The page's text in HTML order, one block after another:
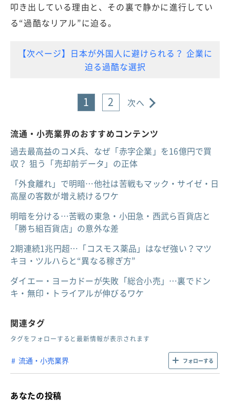
叩き出している理由と、その裏で静かに進行してい
る“過酷なリアル”に迫る。
【次ページ】日本が外国人に避けられる？ 企業に
迫る過酷な選択
1 2 次へ
流通・小売業界のおすすめコンテンツ
過去最高益のコメ兵、なぜ「赤字企業」を16億円で買
収？ 狙う「売却前データ」の正体
「外食離れ」で明暗…他社は苦戦もマック・サイゼ・日
高屋の客数が増え続けるワケ
明暗を分ける…苦戦の東急・小田急・西武ら百貨店と
「勝ち組百貨店」の意外な差
2期連続1兆円超…「コスモス薬品」はなぜ強い？マツ
キヨ・ツルハらと“異なる稼ぎ方”
ダイエー・ヨーカドーが失敗「総合小売」…裏でドン
キ・無印・トライアルが伸びるワケ
関連タグ
タグをフォローすると最新情報が表示されます
流通・小売業界 フォローする
あなたの投稿